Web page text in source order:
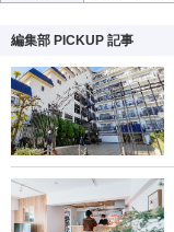
編集部 PICKUP 記事